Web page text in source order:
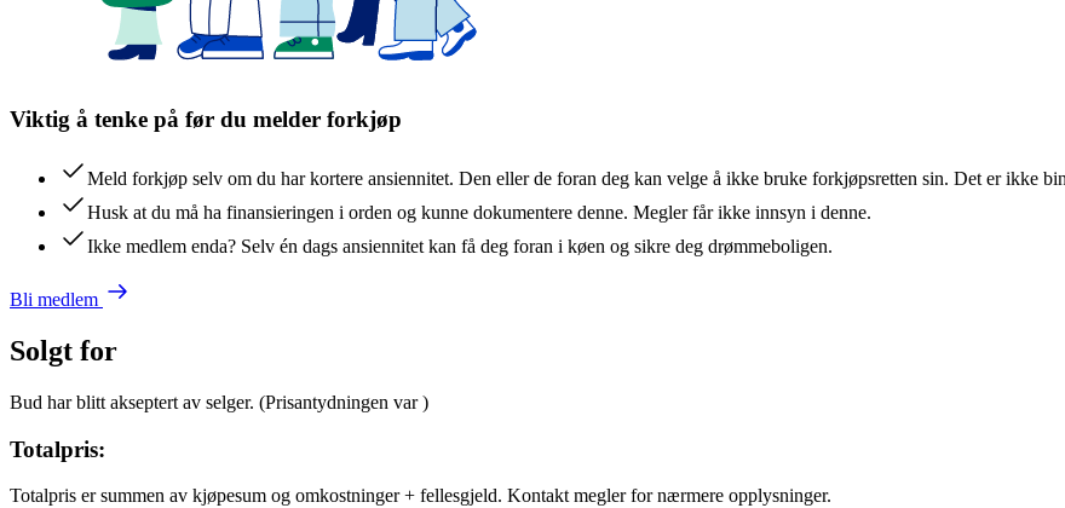
Viktig å tenke på før du melder forkjøp
Meld forkjøp selv om du har kortere ansiennitet. Den eller de foran deg kan velge å ikke bruke forkjøpsretten sin. Det er ikke
Husk at du må ha finansieringen i orden og kunne dokumentere denne. Megler får ikke innsyn i denne.
Ikke medlem enda? Selv én dags ansiennitet kan få deg foran i køen og sikre deg drømmeboligen.
Bli medlem
Solgt for
Bud har blitt akseptert av selger. (Prisantydningen var)
Totalpris:
Totalpris er summen av kjøpesum og omkostninger + fellesgjeld. Kontakt megler for nærmere opplysninger.